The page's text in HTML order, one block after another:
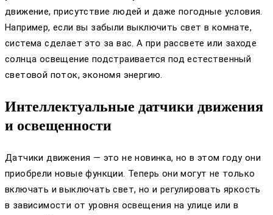
движение, присутствие людей и даже погодные условия.
Например, если вы забыли выключить свет в комнате,
система сделает это за вас. А при рассвете или заходе
солнца освещение подстраивается под естественный
световой поток, экономя энергию.
Интеллектуальные датчики движения
и освещенности
Датчики движения — это не новинка, но в этом году они
приобрели новые функции. Теперь они могут не только
включать и выключать свет, но и регулировать яркость
в зависимости от уровня освещения на улице или в